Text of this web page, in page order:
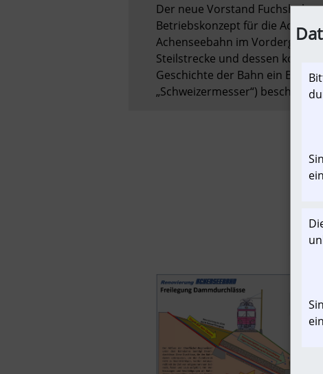
Der neue Vorstand
Betriebskonzept für die
Achenseebahn im
Steilstrecke und dessen
Geschichte der Bahn ein
„Schweizermesser“) beschafft.